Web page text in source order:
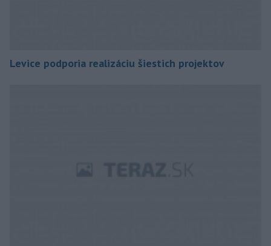
Levice podporia realizáciu šiestich projektov